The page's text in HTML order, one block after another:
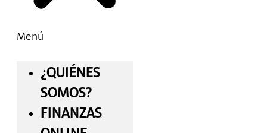
Menú
¿QUIÉNES
SOMOS?
FINANZAS